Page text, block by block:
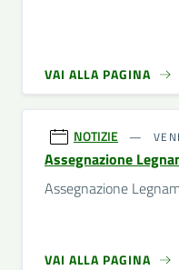
VAI ALLA PAGINA
NOTIZIE
Assegnazione
Assegnazione
VAI ALLA PAGINA